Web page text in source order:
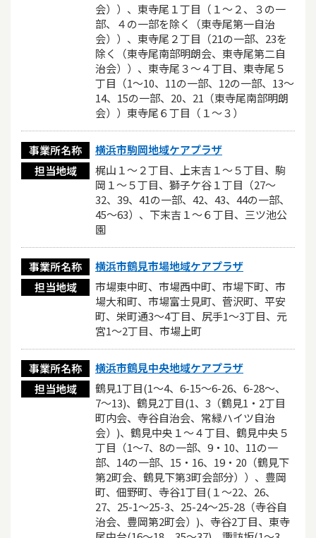
会））、東寺尾１丁目（１〜２、３の一
部、４の一部を除く（東寺尾第一自治
会））、東寺尾２丁目（21の一部、23を
除く（東寺尾南部明朗会、東寺尾第二自
治会））、東寺尾３〜４丁目、東寺尾５
丁目（1〜10、11の一部、12の一部、13〜
14、15の一部、20、21（東寺尾南部明朗
会））東寺尾６丁目（１〜３）
事業所名称
横浜市駒岡地域ケアプラザ
担当地域
梶山１〜２丁目、上末吉１〜５丁目、駒
岡１〜５丁目、獅子ケ谷１丁目（27〜
32、39、41の一部、42、43、44の一部、
45〜63）、下末吉１〜６丁目、三ツ池公
園
事業所名称
横浜市鶴見市場地域ケアプラザ
担当地域
市場東中町、市場西中町、市場下町、市
場大和町、市場富士見町、菅沢町、平安
町、栄町通3～4丁目、尻手1～3丁目、元
宮1～2丁目、市場上町
事業所名称
横浜市鶴見中央地域ケアプラザ
担当地域
鶴見1丁目(1〜4、6-15〜6-26、6-28〜、
7〜13)、鶴見2丁目(1、3（鶴見1・2丁目
町内会、寺谷自治会、常緑ハイツ自治
会）)、鶴見中央１〜４丁目、鶴見中央５
丁目（1〜7、8の一部、9・10、11の一
部、14の一部、15・16、19・20（鶴見下
第2町会、鶴見下第3町会部分））、豊岡
町、佃野町、寺谷1丁目(１〜22、26、
27、25-1〜25-3、25-24〜25-28（寺谷自
治会、豊岡第2町会）)、寺谷2丁目、東寺